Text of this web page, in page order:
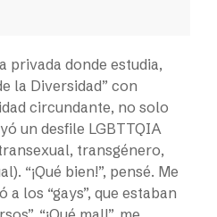
privada donde estudia,
la Diversidad” con
circundante, no solo
un desfile LGBTTQIA
transgénero,
“¡Qué bien!”, pensé. Me
los “gays”, que estaban